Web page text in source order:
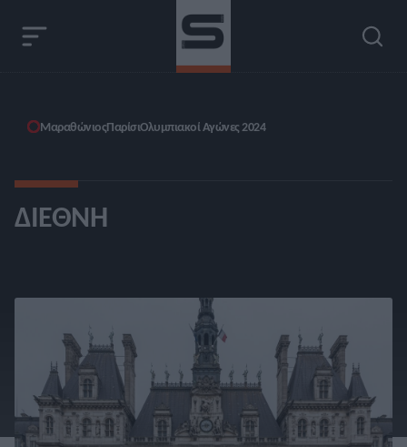
ΜαραθώνιοςΠαρίσιΟλυμπιακοί Αγώνες 2024
ΔΙΕΘΝΉ